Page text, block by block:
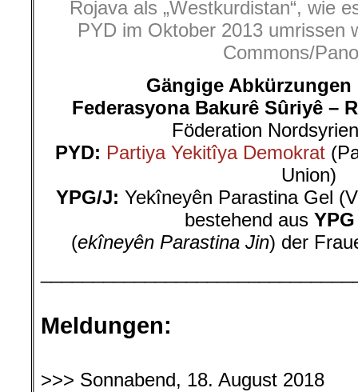
Rojava als „Westkurdistan“, wie
PYD im Oktober 2013 umrissen
Commons/
Gängige
Federasyona Bakurê Sûriyê –
Föderation
PYD: Partiya Yekitîya Demokrat
Union)
YPG/J: Yekîneyên Parastina Gel
bestehend aus YPG
(ekîneyên Parastina Jin) der
Meldungen:
>>> Sonnabend, 18. August 2018